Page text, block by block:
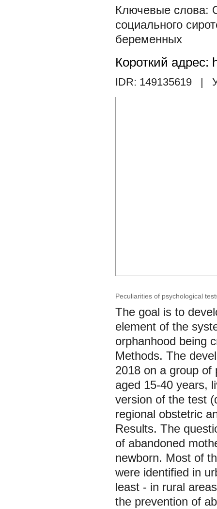
социального
беременных
Короткий адрес:
IDR: 149135619 |
Peculiarities of psychological
The goal is to
element of the
orphanhood being
Methods. The
2018 on a group of
aged 15-40 years,
version of the test
regional obstetric
Results. The
of abandoned
newborn. Most of
were identified in
least - in rural
the prevention of